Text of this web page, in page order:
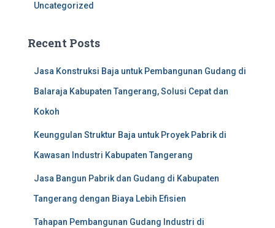
Uncategorized
Recent Posts
Jasa Konstruksi Baja untuk Pembangunan Gudang di
Balaraja Kabupaten Tangerang, Solusi Cepat dan
Kokoh
Keunggulan Struktur Baja untuk Proyek Pabrik di
Kawasan Industri Kabupaten Tangerang
Jasa Bangun Pabrik dan Gudang di Kabupaten
Tangerang dengan Biaya Lebih Efisien
Tahapan Pembangunan Gudang Industri di